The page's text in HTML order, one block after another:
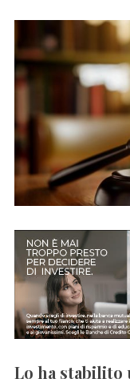
Lo ha stabilito